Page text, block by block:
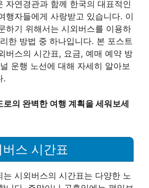
자연경관과 함께 한국의 대표적인
행자들에게 사랑받고 있습니다. 이
하기 위해서는 시외버스를 이용하
한 방법 중 하나입니다. 본 포스트
버스의 시간표, 요금, 예매 예약 방
운행 노선에 대해 자세히 알아보
.
로의 완벽한 여행 계획을 세워보세
스 시간표
는 시외버스의 시간표는 다양한 노